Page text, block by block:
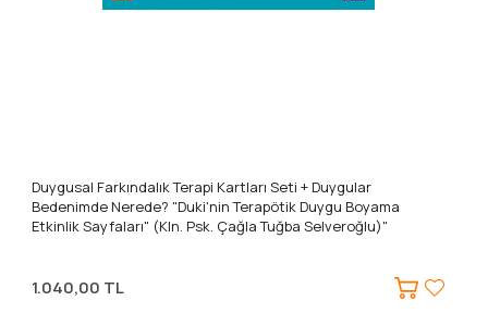
Duygusal Farkındalık Terapi Kartları Seti + Duygular
Bedenimde Nerede? "Duki'nin Terapötik Duygu Boyama
Etkinlik Sayfaları" (Kln. Psk. Çağla Tuğba Selveroğlu)"
1.040,00 TL